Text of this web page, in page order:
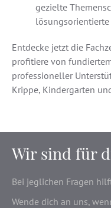
gezielte
Entdecke jetzt die
profitiere von
professioneller
Krippe, Kindergarten
Wir sind für
Bei jeglichen Fragen
Wende dich an uns,